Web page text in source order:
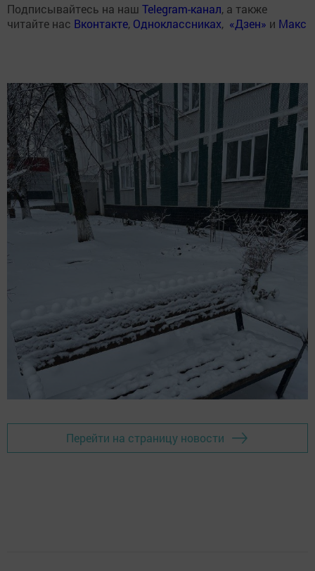
Подписывайтесь на наш Telegram-канал, а также
читайте нас Вконтакте, Одноклассниках, «Дзен» и Макс
Перейти на страницу новости